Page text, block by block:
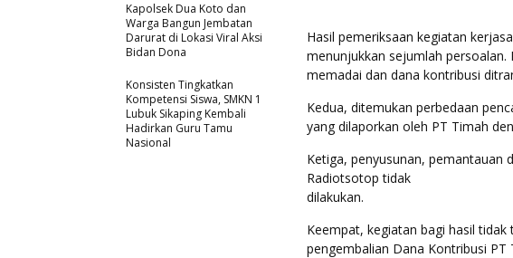
Hasil pemeriksaan kegiatan
menunjukkan sejumlah
memadai dan dana kontribusi
Kedua, ditemukan perbedaan
yang dilaporkan oleh PT Timah
Ketiga, penyusunan, pemantauan
Radiotsotop tidak
dilakukan.
Keempat, kegiatan bagi hasil
pengembalian Dana Kontribusi PT
Kapolsek Dua Koto dan
Warga Bangun Jembatan
Darurat di Lokasi Viral Aksi
Bidan Dona
Konsisten Tingkatkan
Kompetensi Siswa, SMKN 1
Lubuk Sikaping Kembali
Hadirkan Guru Tamu
Nasional